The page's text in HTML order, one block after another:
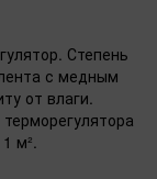
Степень
с медным
от влаги.
м².